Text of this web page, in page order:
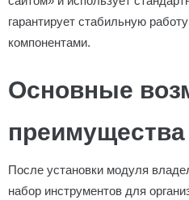
гарантирует стабильную
компонентами.
Основные
преимущества
После установки модуля
набор инструментов для